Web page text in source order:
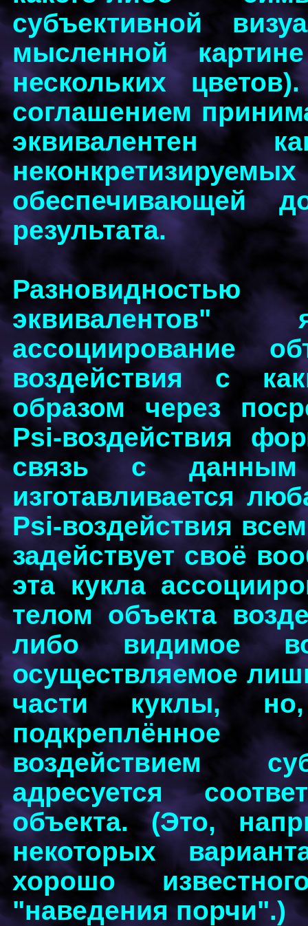
субъективной
мысленной
нескольких
соглашением
эквивалентен
обеспечивающей
результата.
эквивалентов"
ассоциирование
воздействия с
образом через
Psi-воздействия
связь с данным
изготавливается
Psi-воздействия
задействует своё
эта кукла
телом объекта
либо видимое
осуществляемое
части куклы, но,
воздействием
адресуется
объекта. (Это,
некоторых
хорошо
"наведения порчи".)